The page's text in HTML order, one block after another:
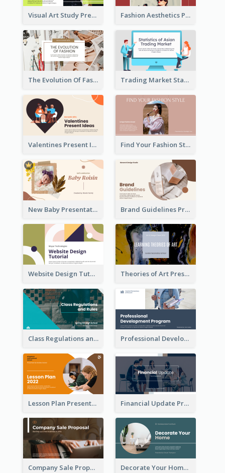
Visual Art Study Presentation Fashion Aesthetics Presentation
The Evolution Of Fashion Presentation Trading Market Statistics Presentation
Valentines Present Ideas Presentation Find Your Fashion Style Presentation
New Baby Presentation Brand Guidelines Presentation
Website Design Tutorial Presentation Theories of Art Presentation
Class Regulations and Rules Presentation Professional Development Program Presentation
Lesson Plan Presentation Financial Update Presentation
Company Sale Proposal Decorate Your Home Presentation